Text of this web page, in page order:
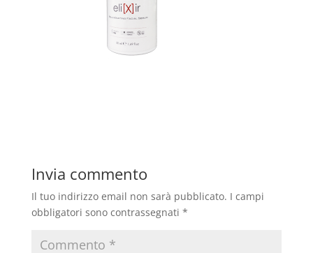
Invia commento
Il tuo indirizzo email non sarà pubblicato. I campi
obbligatori sono contrassegnati *